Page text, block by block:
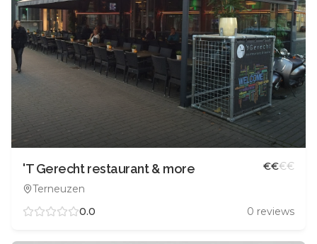
'T Gerecht restaurant & more
Terneuzen
€€€€
0.0 0 reviews